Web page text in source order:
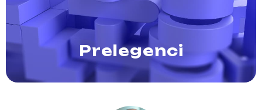
Prelegenci